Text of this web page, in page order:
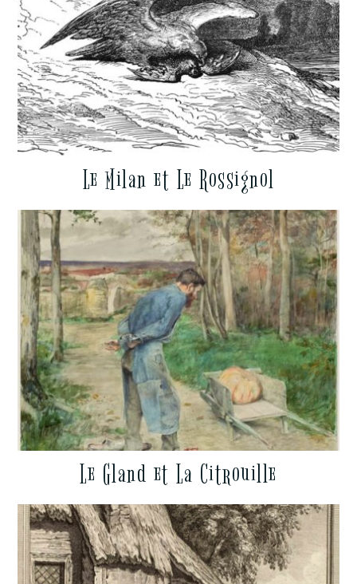
Le Milan et Le Rossignol
Le Gland et La Citrouille